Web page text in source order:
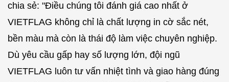
chia sẻ: "Điều chúng tôi đánh giá cao nhất ở
VIETFLAG không chỉ là chất lượng in cờ sắc nét,
bền màu mà còn là thái độ làm việc chuyên nghiệp.
Dù yêu cầu gấp hay số lượng lớn, đội ngũ
VIETFLAG luôn tư vấn nhiệt tình và giao hàng đúng